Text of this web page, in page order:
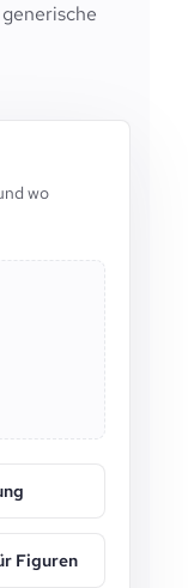
wo
Figuren